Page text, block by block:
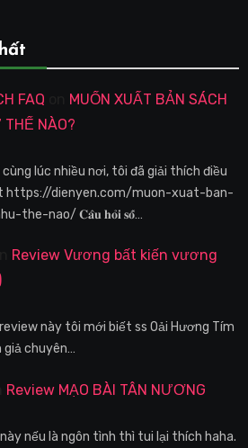
FAQ
MUỐN XUẤT BẢN SÁCH
THẾ NÀO?
lúc nhiều nơi, tôi đã giải thích điều
https://dienyen.com/muon-xuat-ban-
the-nao/ 𝐂𝐚̂𝐮 𝐡𝐨̉𝐢 𝐬𝐨̂́…
Review Vương bất kiến vương
này tôi mới biết ss Oải Hương Tím
chuyên…
Review MẠO BÀI TÂN NƯƠNG
nếu là ngôn tình thì tui lại thích haha.